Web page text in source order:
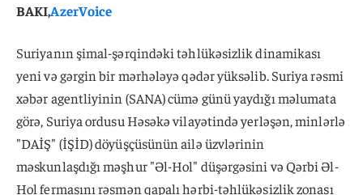
BAKI,AzerVoice
Suriyanın şimal-şərqindəki təhlükəsizlik dinamikası
yeni və gərgin bir mərhələyə qədər yüksəlib. Suriya rəsmi
xəbər agentliyinin (SANA) cümə günü yaydığı məlumata
görə, Suriya ordusu Həsəkə vilayətində yerləşən, minlərlə
"DAİŞ" (İŞİD) döyüşçüsünün ailə üzvlərinin
məskunlaşdığı məşhur "Əl-Hol" düşərgəsini və Qərbi Əl-
Hol fermasını rəsmən qapalı hərbi-təhlükəsizlik zonası